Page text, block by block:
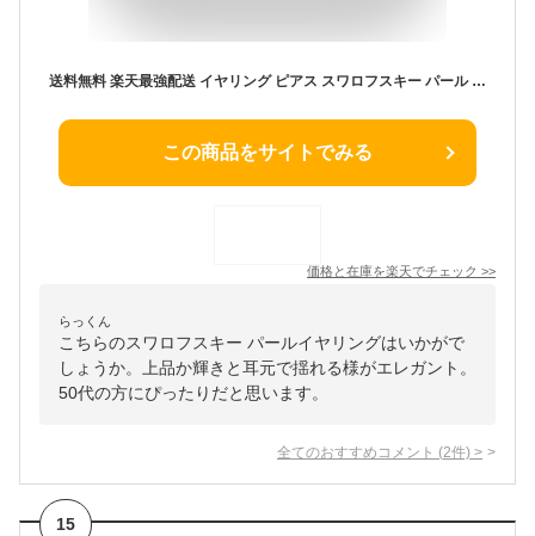
送料無料 楽天最強配送 イヤリング ピアス スワロフスキー パール 真珠 マツワカ 貝 パール 揺れる 金属アレルギー チタン レディース 日本製 国産 おしゃれ ゴールド シルバー ピンクゴールド 8mm 華やか フォーマル 結婚 入園 入学 卒園 卒業 式 送料無料
この商品をサイトでみる
価格と在庫を楽天でチェック >>
らっくん
こちらのスワロフスキー パールイヤリングはいかがで
しょうか。上品か輝きと耳元で揺れる様がエレガント。
50代の方にぴったりだと思います。
全てのおすすめコメント (2件) >
15